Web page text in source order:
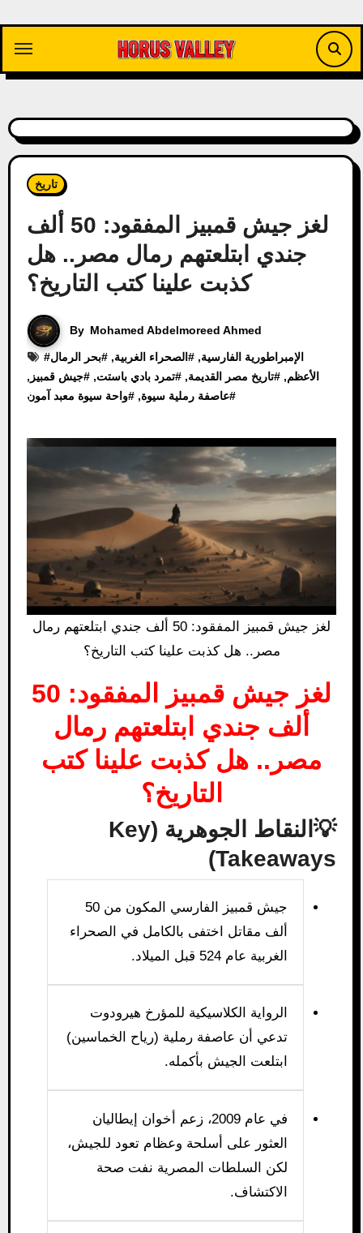
content
تاريخ
لغز جيش قمبيز المفقود: 50 ألف
جندي ابتلعتهم رمال مصر.. هل
كذبت علينا كتب التاريخ؟
By Mohamed Abdelmoreed Ahmed
# الإمبراطورية الفارسية, # الصحراء الغربية, #بحر الرمال
الأعظم, #تاريخ مصر القديمة, #تمرد بادي باستت, #جيش قمبيز ,
#عاصفة رملية سيوة, #واحة سيوة معبد آمون
لغز جيش قمبيز المفقود: 50 ألف جندي ابتلعتهم رمال
مصر.. هل كذبت علينا كتب التاريخ؟
لغز جيش قمبيز المفقود: 50
ألف جندي ابتلعتهم رمال
مصر.. هل كذبت علينا كتب
التاريخ؟
💡النقاط الجوهرية (Key
Takeaways)
جيش قمبيز الفارسي المكون من 50
ألف مقاتل اختفى بالكامل في الصحراء
الغربية عام 524 قبل الميلاد.
الرواية الكلاسيكية للمؤرخ هيرودوت
تدعي أن عاصفة رملية (رياح الخماسين)
ابتلعت الجيش بأكمله.
في عام 2009، زعم أخوان إيطاليان
العثور على أسلحة وعظام تعود للجيش،
لكن السلطات المصرية نفت صحة
الاكتشاف.